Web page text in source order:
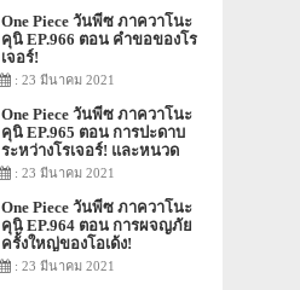
One Piece วันพีซ ภาควาโนะ
คุนิ EP.966 ตอน คำขอของโร
เจอร์!
: 23 มีนาคม 2021
One Piece วันพีซ ภาควาโนะ
คุนิ EP.965 ตอน การปะดาบ
ระหว่างโรเจอร์! และหนวด
ขาว!: 23 มีนาคม 2021
One Piece วันพีซ ภาควาโนะ
คุนิ EP.964 ตอน การผจญภัย
ครั้งใหญ่ของโอเด้ง!
: 23 มีนาคม 2021